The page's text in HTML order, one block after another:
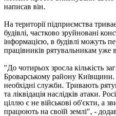
написав він.
На території підприємства
будівлі, частково зруйновані
інформацією, в будівлі можуть
працівників рятувальникам уже
"До чотирьох зросла кількість
Броварському району Київщини.
необхідні служби. Тривають
та ліквідація наслідків атаки.
ціллю є не військові об'єкти, а
працюють на своїй землі", -